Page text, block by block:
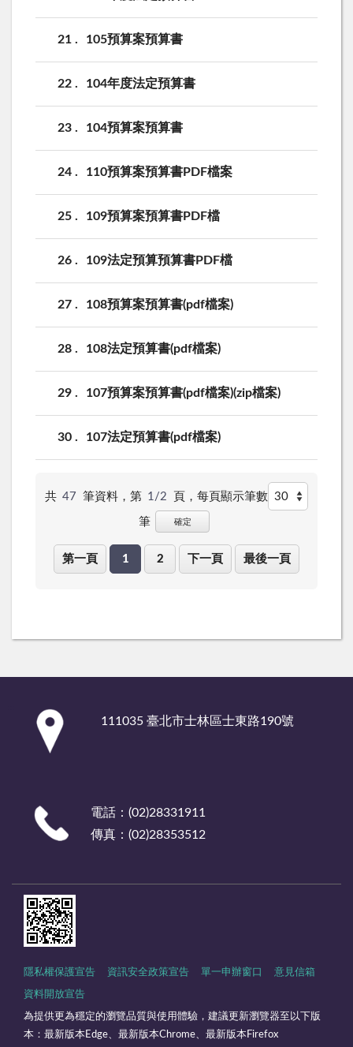
21 105預算案預算書
22 104年度法定預算書
23 104預算案預算書
24 110預算案預算書PDF檔案
25 109預算案預算書PDF檔
26 109法定預算預算書PDF檔
27 108預算案預算書(pdf檔案)
28 108法定預算書(pdf檔案)
29 107預算案預算書(pdf檔案)(zip檔案)
30 107法定預算書(pdf檔案)
共 47 筆資料，第 1/2 頁， 每頁顯示筆數
筆 確定
第一頁 1 2 下一頁 最後一頁
111035 臺北市士林區士東路190號
電話：(02)28331911
傳真：(02)28353512
隱私權保護宣告 資訊安全政策宣告 單一申辦窗口 意見信箱
資料開放宣告
為提供更為穩定的瀏覽品質與使用體驗，建議更新瀏覽器至以下版
本：最新版本Edge、最新版本Chrome、最新版本Firefox